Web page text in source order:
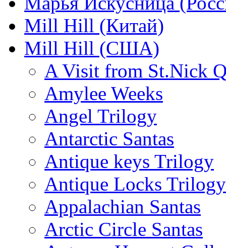
Mill Hill (Китай)
Mill Hill (США)
A Visit from St.Nick
Amylee Weeks
Angel Trilogy
Antarctic Santas
Antique keys Trilogy
Antique Locks Trilogy
Appalachian Santas
Arctic Circle Santas